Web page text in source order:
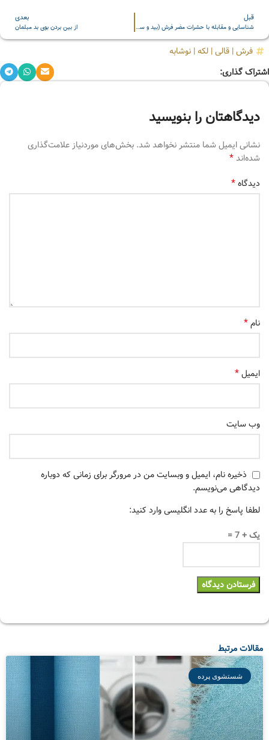
قبل
شناسایی و مقابله با حشرات مضر فرش (بید و سوسک فرش)
بعدی
از بین بردن بوی بد مبلمان
فرش| قالی| لکه| نوشابه
اشتراک گذاری:
دیدگاهتان را بنویسید
نشانی ایمیل شما منتشر نخواهد شد. بخش‌های موردنیاز علامت‌گذاری
شده‌اند*
دیدگاه*
نام*
ایمیل*
وب‌ سایت
ذخیره نام، ایمیل و وبسایت من در مرورگر برای زمانی که دوباره
دیدگاهی می‌نویسم.
لطفا پاسخ را به عدد انگلیسی وارد کنید:
یک + 7 =
مقالات مرتبط
شستشوی پرده